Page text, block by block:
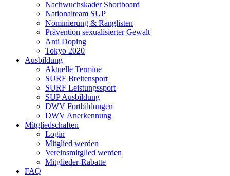
Nachwuchskader Shortboard
Nationalteam SUP
Nominierung & Ranglisten
Prävention sexualisierter Gewalt
Anti Doping
Tokyo 2020
Ausbildung
Aktuelle Termine
SURF Breitensport
SURF Leistungssport
SUP Ausbildung
DWV Fortbildungen
DWV Anerkennung
Mitgliedschaften
Login
Mitglied werden
Vereinsmitglied werden
Mitglieder-Rabatte
FAQ